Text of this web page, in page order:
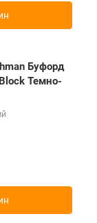
Буфорд
Темно-